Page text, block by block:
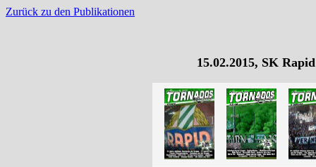
Zurück zu den Publikationen
15.02.2015, SK